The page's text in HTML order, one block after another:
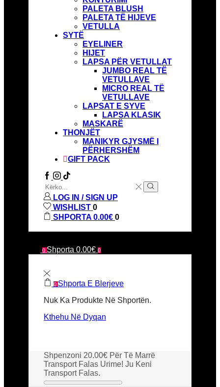
PALETA BLUSH
PALETA TË HIJEVE
VETULLA
SYTË
EYELINER
HIJET
LAPSA PËR VETULLAT
JUMBO REAL TË
VETULLAVE
MICRO REAL TË
VETULLAVE
LAPSAT E SYVE
LAPSA KLASIK
MASKARË
THONJËT
MANIKYR GJYSMË I
PËRHERSHËM
GIFT PACK
FACEBOOK
TITOKTITOK
SEARCH
INPUT
Kërko
LOG IN / SIGN UP
WISHLIST 0
SHPORTA 0.00€ 0
0 Shporta 0.00€ 0
0 Shporta E Blerjeve
Nuk Ka Produkte Në Shportën.
Kthehu Në Dyqan
Shpenzoni 20.00€ Për Të Marrë
Transport Falas Urime! Ju Keni
Transport Falas.